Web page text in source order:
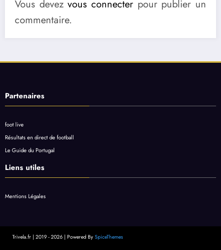
Vous devezvous connecter pour publier un
commentaire.
Partenaires
foot live
Résultats en direct de football
Le Guide du Portugal
Liens utiles
Mentions Légales
Trivela.fr | 2019 - 2026 | Powered By SpiceThemes